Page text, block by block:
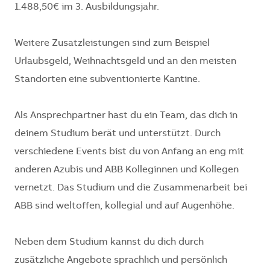
1.488,50€ im 3. Ausbildungsjahr.
Weitere Zusatzleistungen sind zum Beispiel
Urlaubsgeld, Weihnachtsgeld und an den meisten
Standorten eine subventionierte Kantine.
Als Ansprechpartner hast du ein Team, das dich in
deinem Studium berät und unterstützt. Durch
verschiedene Events bist du von Anfang an eng mit
anderen Azubis und ABB Kolleginnen und Kollegen
vernetzt. Das Studium und die Zusammenarbeit bei
ABB sind weltoffen, kollegial und auf Augenhöhe.
Neben dem Studium kannst du dich durch
zusätzliche Angebote sprachlich und persönlich